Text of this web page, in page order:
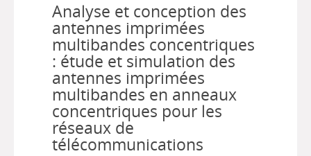
Analyse et conception des
antennes imprimées
multibandes concentriques
: étude et simulation des
antennes imprimées
multibandes en anneaux
concentriques pour les
réseaux de
télécommunications